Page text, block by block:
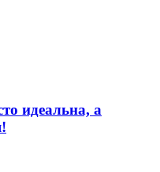
идеальна, а